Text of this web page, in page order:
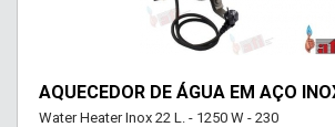
AQUECEDOR DE ÁGUA EM AÇO
Water Heater Inox 22 L. - 1250 W - 230